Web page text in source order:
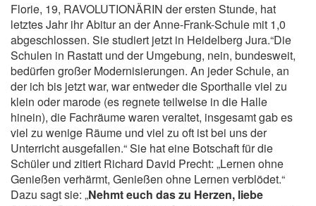
Florie, 19, RAVOLUTIONÄRIN der ersten Stunde, hat
letztes Jahr ihr Abitur an der Anne-Frank-Schule mit 1,0
abgeschlossen. Sie studiert jetzt in Heidelberg Jura.“Die
Schulen in Rastatt und der Umgebung, nein, bundesweit,
bedürfen großer Modernisierungen. An jeder Schule, an
der ich bis jetzt war, war entweder die Sporthalle viel zu
klein oder marode (es regnete teilweise in die Halle
hinein), die Fachräume waren veraltet, insgesamt gab es
viel zu wenige Räume und viel zu oft ist bei uns der
Unterricht ausgefallen.“ Sie hat eine Botschaft für die
Schüler und zitiert Richard David Precht: „Lernen ohne
Genießen verhärmt, Genießen ohne Lernen verblödet.“
Dazu sagt sie: „Nehmt euch das zu Herzen, liebe